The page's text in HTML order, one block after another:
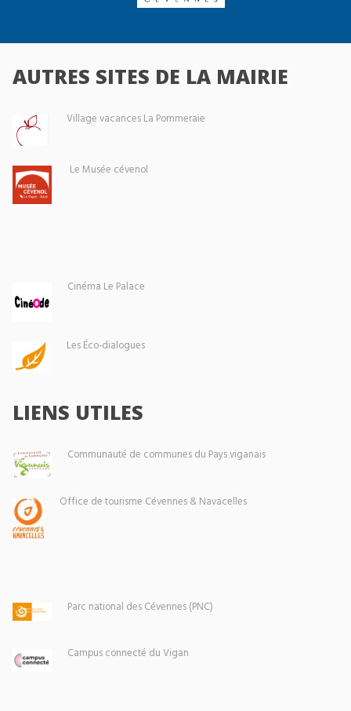
AUTRES SITES DE LA MAIRIE
Village vacances La Pommeraie
Le Musée cévenol
Cinéma Le Palace
Les Éco-dialogues
LIENS UTILES
Communauté de communes du Pays viganais
Office de tourisme Cévennes & Navacelles
Parc national des Cévennes (PNC)
Campus connecté du Vigan